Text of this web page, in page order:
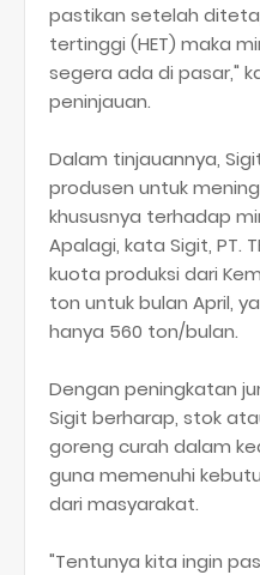
pastikan setelah
tertinggi (HET) maka
segera ada di pasar,"
peninjauan.
Dalam tinjauannya,
produsen untuk
khususnya terhadap
Apalagi, kata Sigit, PT.
kuota produksi dari
ton untuk bulan April,
hanya 560 ton/bulan.
Dengan peningkatan
Sigit berharap, stok
goreng curah dalam
guna memenuhi
dari masyarakat.
"Tentunya kita ingin